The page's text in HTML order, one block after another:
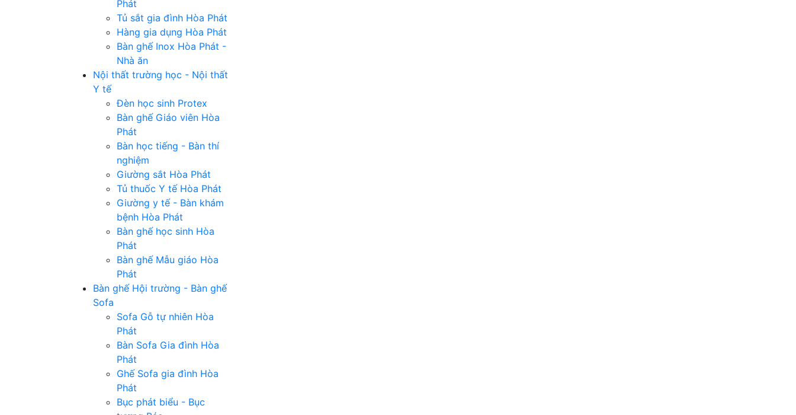
Phát
Tủ sắt gia đình Hòa Phát
Hàng gia dụng Hòa Phát
Bàn ghế Inox Hòa Phát -
Nhà ăn
Nội thất trường học - Nội thất
Y tế
Đèn học sinh Protex
Bàn ghế Giáo viên Hòa
Phát
Bàn học tiếng - Bàn thí
nghiệm
Giường sắt Hòa Phát
Tủ thuốc Y tế Hòa Phát
Giường y tế - Bàn khám
bệnh Hòa Phát
Bàn ghế học sinh Hòa
Phát
Bàn ghế Mẫu giáo Hòa
Phát
Bàn ghế Hội trường - Bàn ghế
Sofa
Sofa Gỗ tự nhiên Hòa
Phát
Bàn Sofa Gia đình Hòa
Phát
Ghế Sofa gia đình Hòa
Phát
Bục phát biểu - Bục